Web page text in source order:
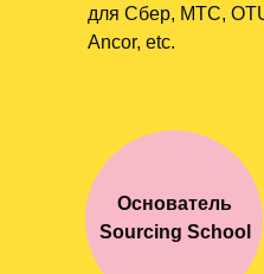
Основатель
Sourcing School
для Сбер, МТС,
Ancor, etc.